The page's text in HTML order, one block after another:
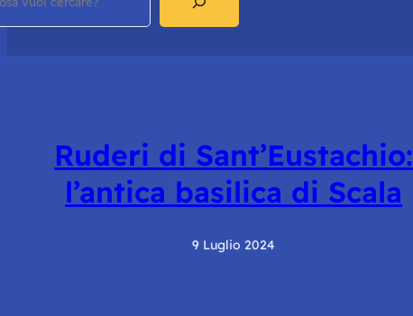
Ruderi di Sant’Eustachio:
l’antica basilica di Scala
9 Luglio 2024